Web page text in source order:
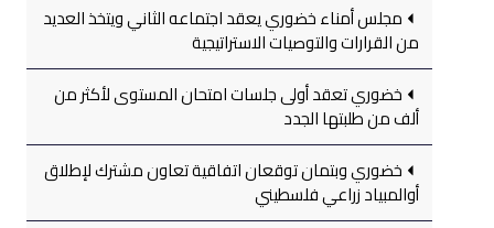
مجلس أمناء خضوري يعقد اجتماعه الثاني ويتخذ العديد
من القرارات والتوصيات الاستراتيجية
خضوري تعقد أولى جلسات امتحان المستوى لأكثر من
ألف من طلبتها الجدد
خضوري وبتمان توقعان اتفاقية تعاون مشترك لإطلاق
أوالمبياد زراعي فلسطيني